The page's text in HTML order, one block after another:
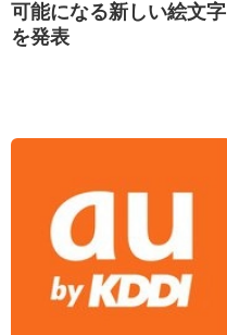
可能になる新しい絵文字
を発表